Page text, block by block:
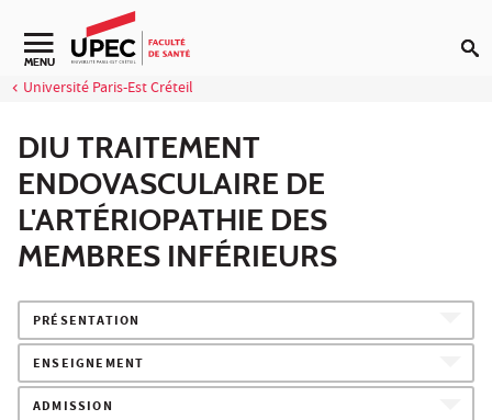
Aller au contenu
Navigation secondaire
MENU
Université Paris-Est Créteil
DIU TRAITEMENT
ENDOVASCULAIRE DE
L'ARTÉRIOPATHIE DES
MEMBRES INFÉRIEURS
PRÉSENTATION
ENSEIGNEMENT
ADMISSION